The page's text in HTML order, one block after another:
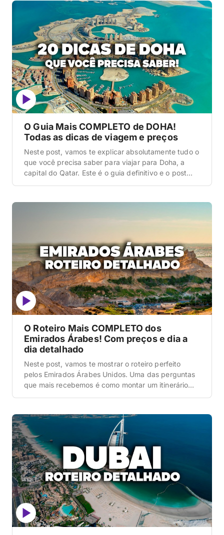
construído sobre as areias do deserto, focando
principalmente nas duas joias […]
O Guia Mais COMPLETO de DOHA!
Todas as dicas de viagem e preços
Neste post, vamos te explicar absolutamente tudo o
que você precisa saber para viajar para Doha, a
capital do Qatar. Este é o guia definitivo e o post
2022. Vamos cobrir desde a logística de […]
O Roteiro Mais COMPLETO dos
Emirados Árabes! Com preços e dia a
dia detalhado
Neste post, vamos te mostrar o roteiro perfeito
pelos Emirados Árabes Unidos. Uma das perguntas
que mais recebemos é como montar um itinerário
dormir no meio das dunas gigantes do deserto de
Liwa. Para fazer esta viagem […]